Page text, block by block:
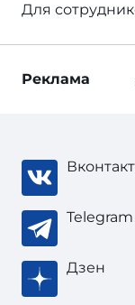
Для
Реклама
Telegram
Дзен